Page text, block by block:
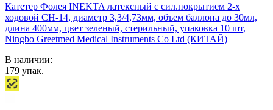
Катетер Фолея INEKTA латексный с сил.покрытием 2-х
ходовой СН-14, диаметр 3,3/4,73мм, объем баллона до 30мл,
длина 400мм, цвет зеленый, стерильный, упаковка 10 шт,
Ningbo Greetmed Medical Instruments Co Ltd (КИТАЙ)
В наличии:
179 упак.